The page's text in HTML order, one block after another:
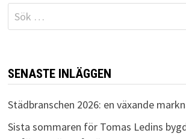
Sök
efter:
SENASTE INLÄGGEN
Städbranschen 2026: en växande
Sista sommaren för Tomas Ledins